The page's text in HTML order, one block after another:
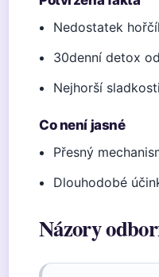
Nedostatek
30denní detox
Nejhorší
Co není jasné
Přesný
Dlouhodobé
Názory